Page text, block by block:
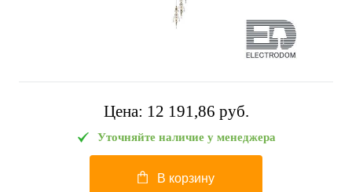
Цена: 12 191,86 pуб.
Уточняйте наличие у менеджера
В корзину